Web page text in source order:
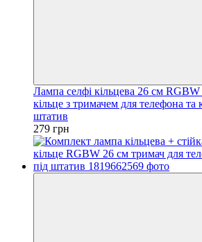
Лампа селфі кільцева 26 см RGBW
кільце з тримачем для телефона та
штатив
279 грн